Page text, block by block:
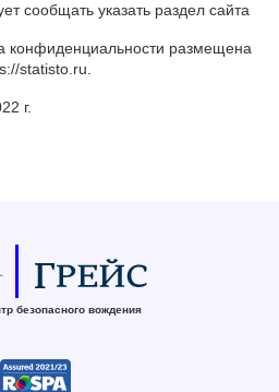
сообщать указать раздел сайта
конфиденциальности размещена
statisto.ru.
г.
безопасного вождения